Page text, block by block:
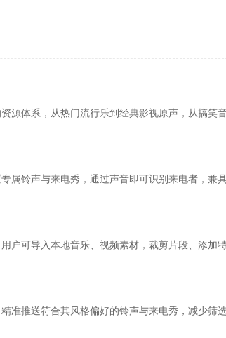
源体系，从热门流行乐到经典影视原声，从搞笑
属铃声与来电秀，通过声音即可识别来电者，兼
户可导入本地音乐、视频素材，裁剪片段、添加
准推送符合其风格偏好的铃声与来电秀，减少筛选